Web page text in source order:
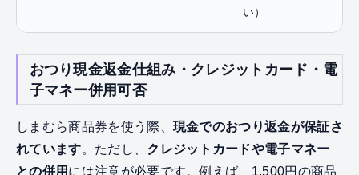
い）
おつり現金返金仕組み・クレジットカード・電
子マネー併用可否
しまむら商品券を使う際、 現金でのおつり返金が保証さ
れています。ただし、 クレジットカードや電子マネー
との併用 には注意が必要です。例えば、1,500円の商品